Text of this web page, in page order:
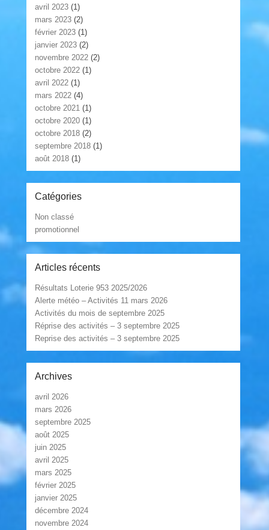
avril 2023 (1)
mars 2023 (2)
février 2023 (1)
janvier 2023 (2)
novembre 2022 (2)
octobre 2022 (1)
avril 2022 (1)
mars 2022 (4)
octobre 2021 (1)
octobre 2020 (1)
octobre 2018 (2)
septembre 2018 (1)
août 2018 (1)
Catégories
Non classé
promotionnel
Articles récents
Résultats Loterie 953 2025/2026
Alerte météo – Activités 11 mars 2026
Activités du mois de septembre 2025
Réprise des activités – 3 septembre 2025
Reprise des activités – 3 septembre 2025
Archives
avril 2026
mars 2026
septembre 2025
août 2025
juin 2025
avril 2025
mars 2025
février 2025
janvier 2025
décembre 2024
novembre 2024